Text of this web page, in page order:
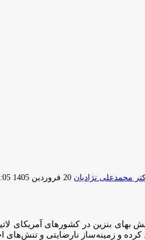
محمدعلی نژادیان ارسال
20 فروردین 1405 14:05
بهای بنزین در کشورهای آمریکای
کرده و زمینه‌ساز نارضایتی و تنش‌های